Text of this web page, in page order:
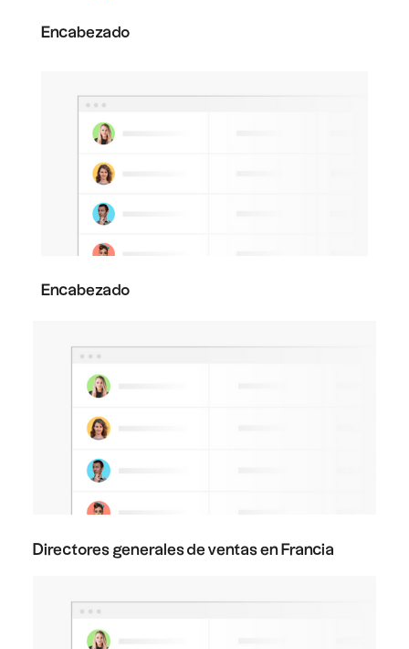
Encabezado
Encabezado
Directores generales de ventas en Francia